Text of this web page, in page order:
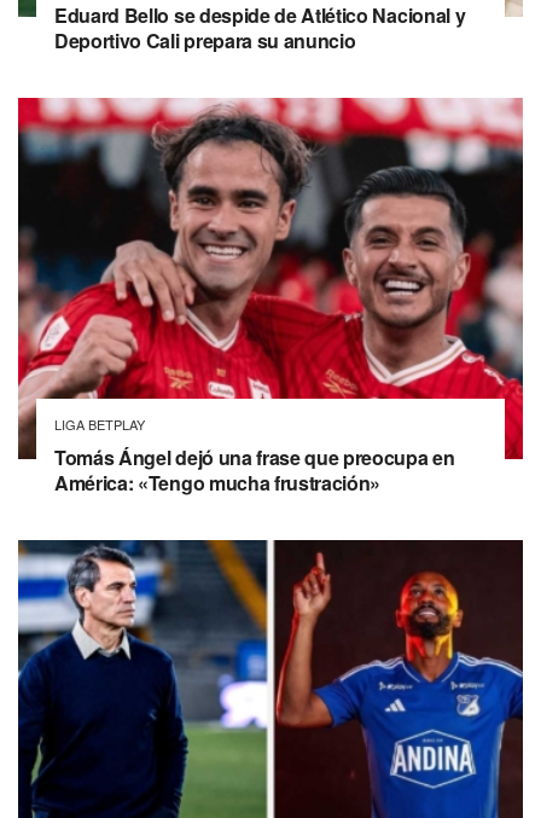
Eduard Bello se despide de Atlético Nacional y
Deportivo Cali prepara su anuncio
LIGA BETPLAY
Tomás Ángel dejó una frase que preocupa en
América: «Tengo mucha frustración»